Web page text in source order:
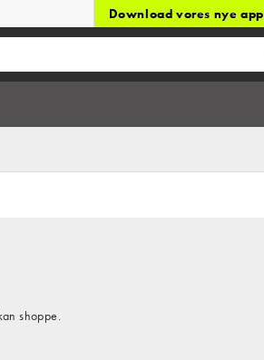
Download vores nye app
shoppe.